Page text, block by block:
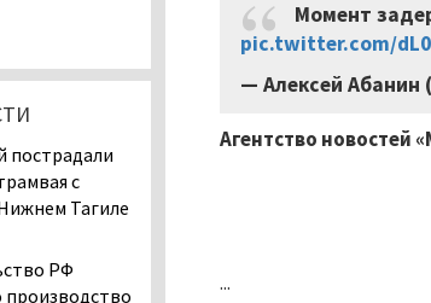
Момент
pic.twitter.com/
— Алексей Абанин
Агентство новостей
...
пострадали
с
Тагиле
РФ
производство